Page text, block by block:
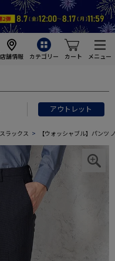
店舗情報 カテゴリー カート メニュー
アウトレット
ラックス 【ウォッシャブル】パンツ